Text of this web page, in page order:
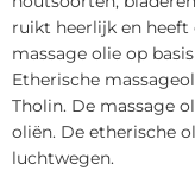
ruikt heerlijk en heeft
massage olie op
Etherische
Tholin. De massage
oliën. De etherische
luchtwegen.